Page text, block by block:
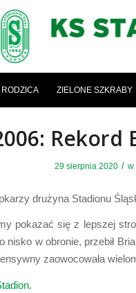
RODZICA ZIELONE SZKRABY
Rekord
29 sierpnia 2020 / w
drużyna Stadionu
pokazać się z lepszej
nisko w obronie, przebił
zaowocowała